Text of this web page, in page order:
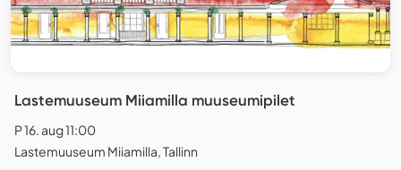
Lastemuuseum Miiamilla muuseumipilet
P 16. aug 11:00
Lastemuuseum Miiamilla, Tallinn